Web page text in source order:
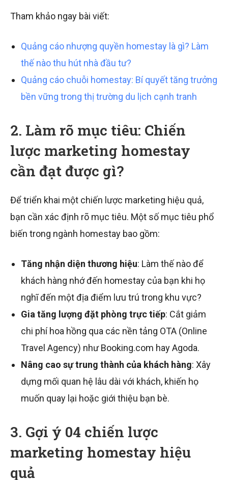
Tham khảo ngay bài viết:
Quảng cáo nhượng quyền homestay là gì? Làm
thế nào thu hút nhà đầu tư?
Quảng cáo chuỗi homestay: Bí quyết tăng trưởng
bền vững trong thị trường du lịch cạnh tranh
2. Làm rõ mục tiêu: Chiến
lược marketing homestay
cần đạt được gì?
Để triển khai một chiến lược marketing hiệu quả,
bạn cần xác định rõ mục tiêu. Một số mục tiêu phổ
biến trong ngành homestay bao gồm:
Tăng nhận diện thương hiệu: Làm thế nào để
khách hàng nhớ đến homestay của bạn khi họ
nghĩ đến một địa điểm lưu trú trong khu vực?
Gia tăng lượng đặt phòng trực tiếp: Cắt giảm
chi phí hoa hồng qua các nền tảng OTA (Online
Travel Agency) như Booking.com hay Agoda.
Nâng cao sự trung thành của khách hàng: Xây
dựng mối quan hệ lâu dài với khách, khiến họ
muốn quay lại hoặc giới thiệu bạn bè.
3. Gợi ý 04 chiến lược
marketing homestay hiệu
quả